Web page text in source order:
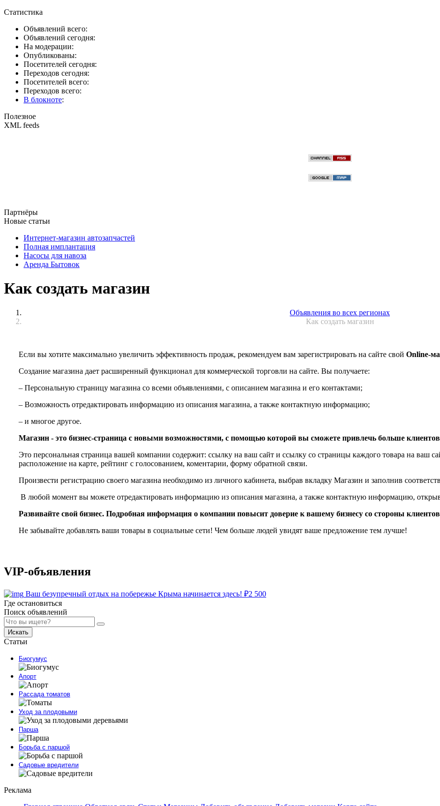
Статистика
Объявлений всего:
Объявлений сегодня:
На модерации:
Опубликованы:
Посетителей сегодня:
Переходов сегодня:
Посетителей всего:
Переходов всего:
В блокноте:
Полезное
XML feeds
Партнёры
Новые статьи
Интернет-магазин автозапчастей
Полная имплантация
Насосы для навоза
Аренда Бытовок
Как создать магазин
Объявления во всех регионах
Как создать магазин
Если вы хотите максимально увеличить эффективность продаж, рекомендуем вам зарегистрировать на сайте свой Online-
Создание магазина дает расширенный функционал для коммерческой торговли на сайте. Вы получаете:
– Персональную страницу магазина со всеми объявлениями, с описанием магазина и его контактами;
– Возможность отредактировать информацию из описания магазина, а также контактную информацию;
– и многое другое.
Магазин - это бизнес-страница с новыми возможностями, с помощью которой вы сможете привлечь больше
Это персональная страница вашей компании содержит: ссылку на ваш сайт и ссылку со страницы каждого товара на ваш
расположение на карте, рейтинг с голосованием, коментарии, форму обратной связи.
Произвести регистрацию своего магазина необходимо из личного кабинета, выбрав вкладку Магазин и заполнив
В любой момент вы можете отредактировать информацию из описания магазина, а также контактную информацию,
Развивайте свой бизнес. Подробная информация о компании повысит доверие к вашему бизнесу со стороны
Не забывайте добавлять ваши товары в социальные сети! Чем больше людей увидят ваше предложение тем лучше!
VIP-объявления
Ваш безупречный отдых на побережье Крыма начинается здесь! ₽2 500
Где остановиться
Поиск объявлений
Искать
Статьи
Биогумус
Апорт
Рассада томатов
Уход за плодовыми
Парша
Борьба с паршой
Садовые вредители
Реклама